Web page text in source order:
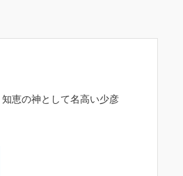
恵の神として名高い少彦